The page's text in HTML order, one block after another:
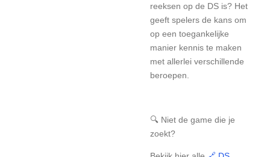
reeksen op de DS is? Het
geeft spelers de kans om
op een toegankelijke
manier kennis te maken
met allerlei verschillende
beroepen.
🔍 Niet de game die je
zoekt?